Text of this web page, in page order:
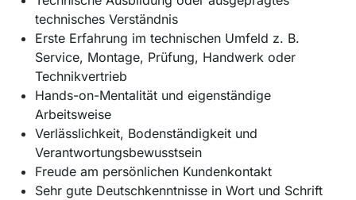
technisches Verständnis
Erste Erfahrung im technischen Umfeld z. B.
Service, Montage, Prüfung, Handwerk oder
Technikvertrieb
Hands-on-Mentalität und eigenständige
Arbeitsweise
Verlässlichkeit, Bodenständigkeit und
Verantwortungsbewusstsein
Freude am persönlichen Kundenkontakt
Sehr gute Deutschkenntnisse in Wort und Schrift